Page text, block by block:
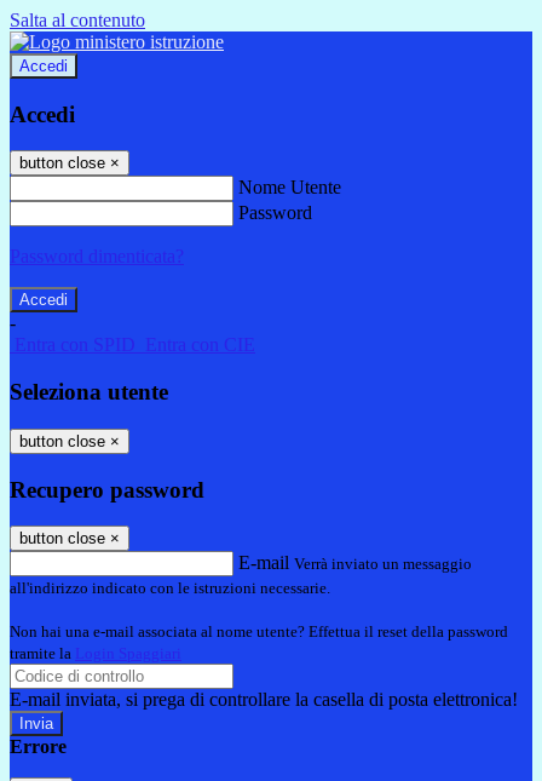
Salta al contenuto
Accedi
Accedi
button close ×
Nome Utente
Password
Password dimenticata?
-
Entra con SPID
Entra con CIE
Seleziona utente
button close ×
Recupero password
button close ×
E-mail Verrà inviato un messaggio
all'indirizzo indicato con le istruzioni necessarie.
Non hai una e-mail associata al nome utente? Effettua il reset della password
tramite la Login Spaggiari
E-mail inviata, si prega di controllare la casella di posta elettronica!
Errore